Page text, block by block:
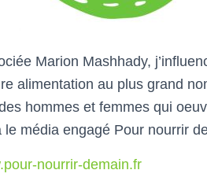
Marion Mashhady,
alimentation au plus grand
hommes et femmes qui
média engagé Pour nourrir
nourrir-demain.fr